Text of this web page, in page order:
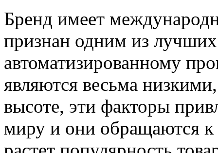
Бренд имеет
признан одним из
автоматизированному
являются весьма
высоте, эти факторы
миру и они обращаются к